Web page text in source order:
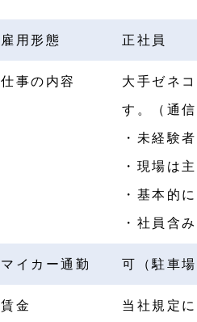
雇用形態 正社員
仕事の内容 大手ゼネ
す。（通
・未経験
・現場は
・基本的
・社員含
マイカー通勤 可（駐車場
賃金 当社規定